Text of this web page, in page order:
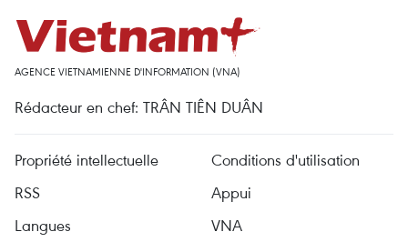
AGENCE VIETNAMIENNE D'INFORMATION (VNA)
Rédacteur en chef: TRÂN TIÊN DUÂN
Propriété intellectuelle
Conditions d'utilisation
RSS
Appui
Langues
VNA